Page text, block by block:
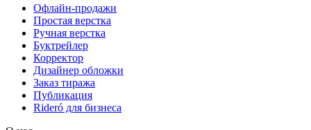
Офлайн-продажи
Простая верстка
Ручная верстка
Буктрейлер
Корректор
Дизайнер обложки
Заказ тиража
Публикация
Rideró для бизнеса